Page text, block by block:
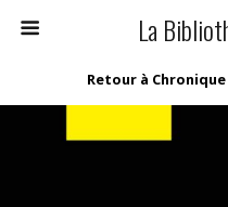
La
Retour à